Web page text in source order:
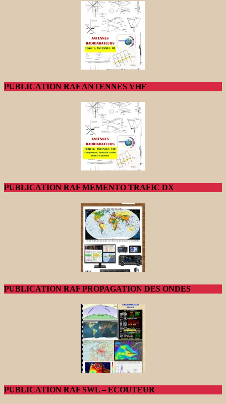
PUBLICATION RAF ANTENNES VHF
PUBLICATION RAF MEMENTO TRAFIC DX
PUBLICATION RAF PROPAGATION DES ONDES
PUBLICATION RAF SWL – ECOUTEUR